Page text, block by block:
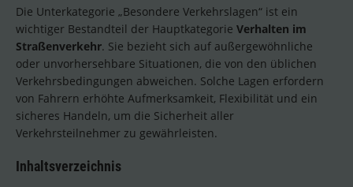
Die Unterkategorie „Besondere Verkehrslagen“ ist ein
wichtiger Bestandteil der Hauptkategorie Verhalten im
Straßenverkehr. Sie bezieht sich auf außergewöhnliche
oder unvorhersehbare Situationen, die von den üblichen
Verkehrsbedingungen abweichen. Solche Lagen erfordern
von Fahrern erhöhte Aufmerksamkeit, Flexibilität und ein
sicheres Handeln, um die Sicherheit aller
Verkehrsteilnehmer zu gewährleisten.
Inhaltsverzeichnis